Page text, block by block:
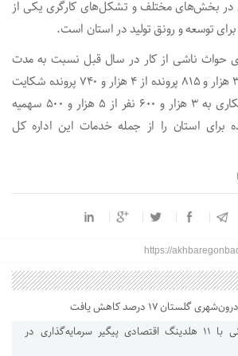
در بخش‌های مختلف و تشکل‌های کارگری یکی از
توسعه و رونق تولید در استان است.
۲۴ درصدی حواث ناشی از کار در سال قبل نسبت به مدت
سال ۱۴۰۰، رسیدگی به ۳ هزار و ۸۱۵ پرونده از ۴ هزار و ۷۴۰ پرونده شکایت
ورودی، پرداخت بیمه بیکاری به ۳ هزار و ۶۰۰ نفر از ۵ هزار و ۵۰۰ سهمیه
برای استان را از جمله خدمات این اداره کل
https://
۱۷ درصد کاهش یافت
استاندار: بابک زنجانی با ۱۱ هلدینگ اقتصادی پیگیر سرمایه‌گذاری در